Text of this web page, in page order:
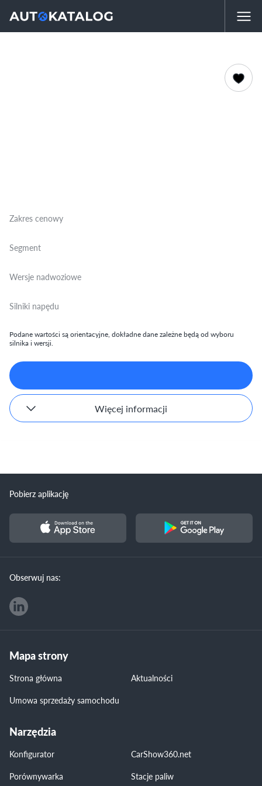
Zakres cenowy
Segment
Wersje nadwoziowe
Silniki napędu
Podane wartości są orientacyjne, dokładne dane zależne będą od wyboru
silnika i wersji.
Więcej informacji
Pobierz aplikację
Obserwuj nas:
Mapa strony
Strona główna
Aktualności
Umowa sprzedaży samochodu
Narzędzia
Konfigurator
CarShow360.net
Porównywarka
Stacje paliw